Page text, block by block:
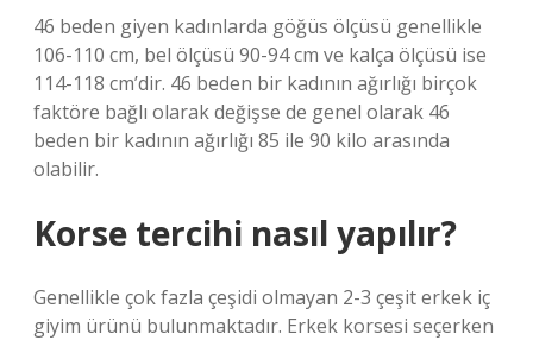
46 beden giyen kadınlarda göğüs ölçüsü genellikle
106-110 cm, bel ölçüsü 90-94 cm ve kalça ölçüsü ise
114-118 cm’dir. 46 beden bir kadının ağırlığı birçok
faktöre bağlı olarak değişse de genel olarak 46
beden bir kadının ağırlığı 85 ile 90 kilo arasında
olabilir.
Korse tercihi nasıl yapılır?
Genellikle çok fazla çeşidi olmayan 2-3 çeşit erkek iç
giyim ürünü bulunmaktadır. Erkek korsesi seçerken